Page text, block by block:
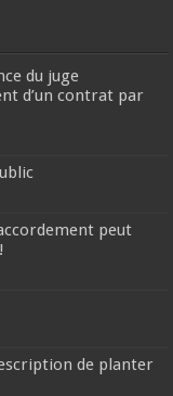
du juge
d’un contrat par
peut
de planter